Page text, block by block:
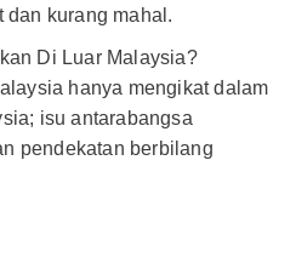
dan kurang mahal.
Di Luar Malaysia?
hanya mengikat dalam
isu antarabangsa
pendekatan berbilang